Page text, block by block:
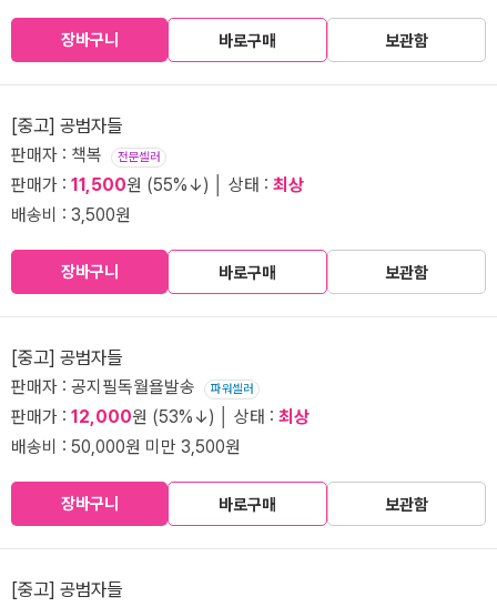
장바구니 바로구매 보관함
[중고] 공범자들
판매자 : 책복 전문셀러
판매가 : 11,500원 (55%↓) │ 상태 : 최상
배송비 : 3,500원
장바구니 바로구매 보관함
[중고] 공범자들
판매자 : 공지필독월욜발송 파워셀러
판매가 : 12,000원 (53%↓) │ 상태 : 최상
배송비 : 50,000원 미만 3,500원
장바구니 바로구매 보관함
[중고] 공범자들